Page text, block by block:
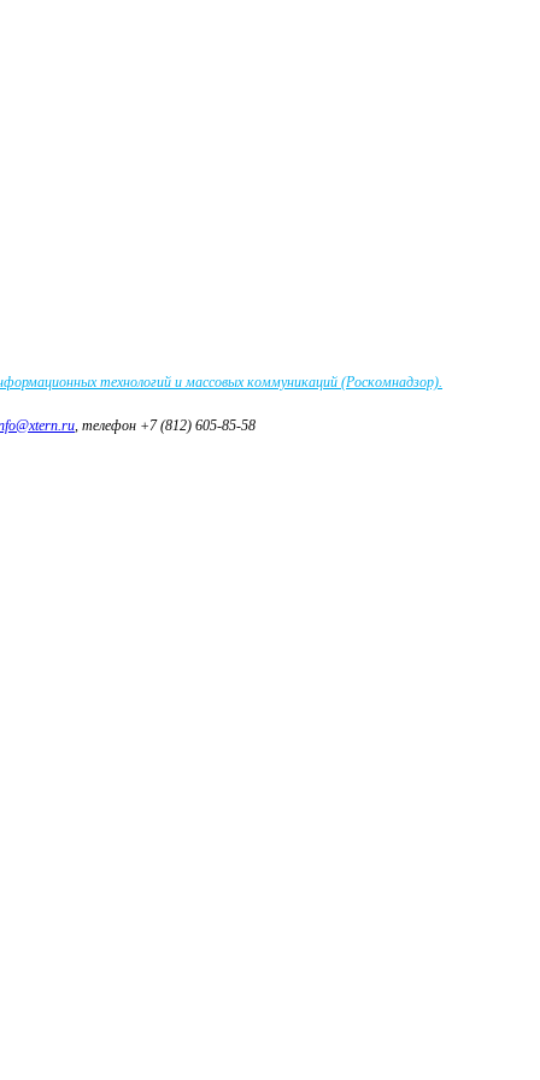
технологий и массовых коммуникаций (Роскомнадзор).
, телефон +7 (812) 605-85-58